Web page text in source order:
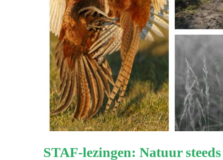
STAF-lezingen: Natuur